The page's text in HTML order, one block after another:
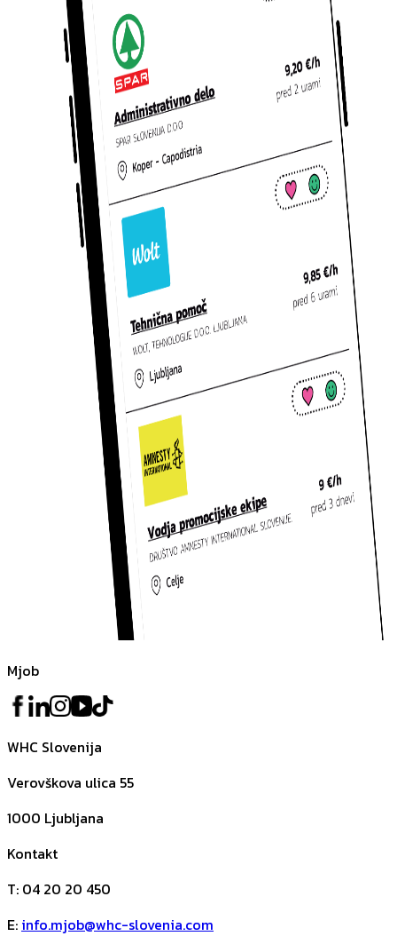
Mjob
WHC Slovenija
Verovškova ulica 55
1000 Ljubljana
Kontakt
T: 04 20 20 450
E: info.mjob@whc-slovenia.com